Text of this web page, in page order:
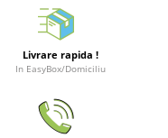
Livrare rapida !
In EasyBox/Domiciliu